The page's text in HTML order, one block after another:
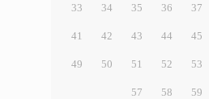
33 34 35 36 37
41 42 43 44 45
49 50 51 52 53
57 58 59